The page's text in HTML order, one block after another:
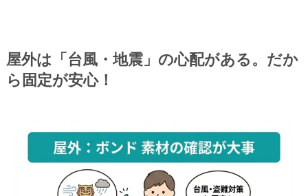
屋外は「台風・地震」の心配がある。だか
ら固定が安心！